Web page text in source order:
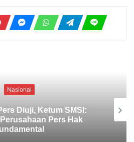
Nasional
Verifikasi Media
Organisasi Media,
Pers : Siap Membahas